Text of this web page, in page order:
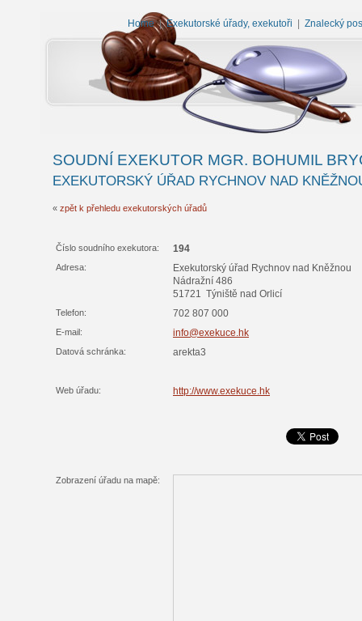
Home|Exekutorské úřady, exekutoři Znalecký
SOUDNÍ EXEKUTOR MGR. BOHUMIL
EXEKUTORSKÝ ÚŘAD RYCHNOV NAD
« zpět k přehledu exekutorských úřadů
Číslo soudního exekutora: 194
Adresa:
Exekutorský úřad Rychnov nad Kněžnou
Nádražní 486
51721 Týniště nad Orlicí
Telefon: 702 807 000
E-mail: info@exekuce.hk
Datová schránka: arekta3
Web úřadu: http://www.exekuce.hk
Zobrazení úřadu na mapě: